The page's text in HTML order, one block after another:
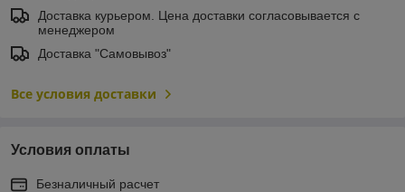
Доставка курьером. Цена доставки согласовывается с
менеджером
Доставка "Самовывоз"
Все условия доставки
Условия оплаты
Безналичный расчет